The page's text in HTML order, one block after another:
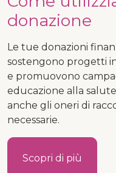
donazione
Le tue donazioni
sostengono progetti
e promuovono
educazione alla
anche gli oneri di
necessarie.
Scopri di più